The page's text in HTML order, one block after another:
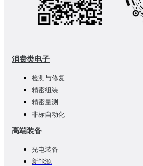
消费类电子
检测与修复
精密组装
精密量测
非标自动化
高端装备
光电装备
新能源